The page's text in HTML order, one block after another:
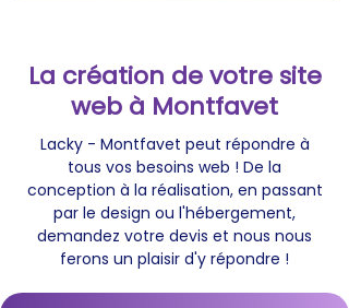
La création de votre site
web à Montfavet
Lacky - Montfavet peut répondre à
tous vos besoins web ! De la
conception à la réalisation, en passant
par le design ou l'hébergement,
demandez votre devis et nous nous
ferons un plaisir d'y répondre !